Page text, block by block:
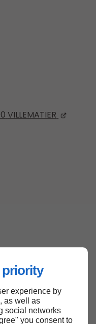
priority
experience by
as well as
social networks
you consent to
VILLEMATIER